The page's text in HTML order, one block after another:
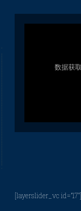
[layerslider_vc id=”17″]
大型水秀
2016年，滨海湾金
化社会和现代化国
喻新加坡社会以及
了未来的主题，未来
各种各样的水特效,